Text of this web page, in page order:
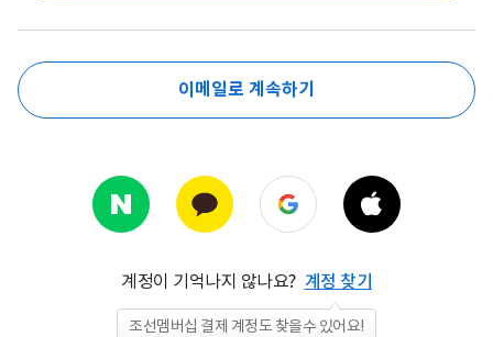
이메일로 계속하기
계정이 기억나지 않나요? 계정 찾기
조선멤버십 결제 계정도 찾을수 있어요!